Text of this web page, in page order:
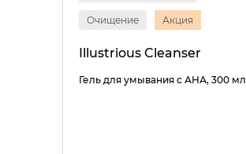
Очищение Акция
Illustrious Cleanser
Гель для умывания с АНА, 300 мл